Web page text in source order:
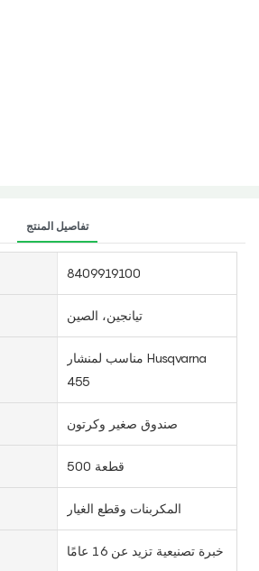
تفاصيل المنتج
8409919100
تيانجين، الصين
مناسب لمنشار Husqvarna
455
صندوق صغير وكرتون
500 قطعة
المكربنات وقطع الغيار
خبرة تصنيعية تزيد عن 16 عامًا